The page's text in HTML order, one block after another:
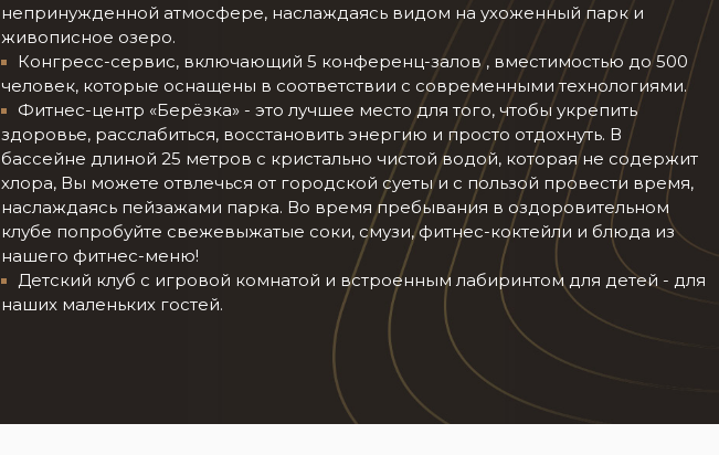
непринужденной атмосфере, наслаждаясь видом на ухоженный парк и
живописное озеро.
Конгресс-сервис, включающий 5 конференц-залов , вместимостью до 500
человек, которые оснащены в соответствии с современными технологиями.
Фитнес-центр «Берёзка» - это лучшее место для того, чтобы укрепить
здоровье, расслабиться, восстановить энергию и просто отдохнуть. В
бассейне длиной 25 метров с кристально чистой водой, которая не содержит
хлора, Вы можете отвлечься от городской суеты и с пользой провести время,
наслаждаясь пейзажами парка. Во время пребывания в оздоровительном
клубе попробуйте свежевыжатые соки, смузи, фитнес-коктейли и блюда из
нашего фитнес-меню!
Детский клуб с игровой комнатой и встроенным лабиринтом для детей - для
наших маленьких гостей.